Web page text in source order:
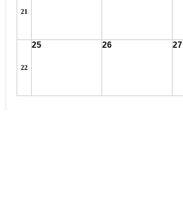
21
22
25 26 27